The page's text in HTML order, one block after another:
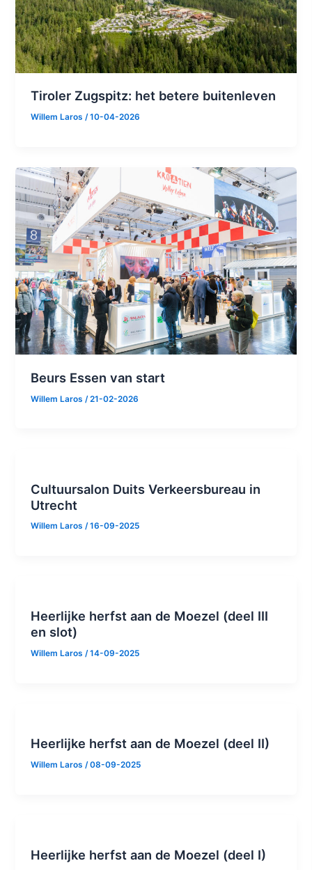
Tiroler Zugspitz: het betere buitenleven
Willem Laros/10-04-2026
Beurs Essen van start
Willem Laros /21-02-2026
Cultuursalon Duits Verkeersbureau in
Utrecht
Willem Laros/16-09-2025
Heerlijke herfst aan de Moezel (deel III
en slot)
Willem Laros/14-09-2025
Heerlijke herfst aan de Moezel (deel II)
Willem Laros/08-09-2025
Heerlijke herfst aan de Moezel (deel I)